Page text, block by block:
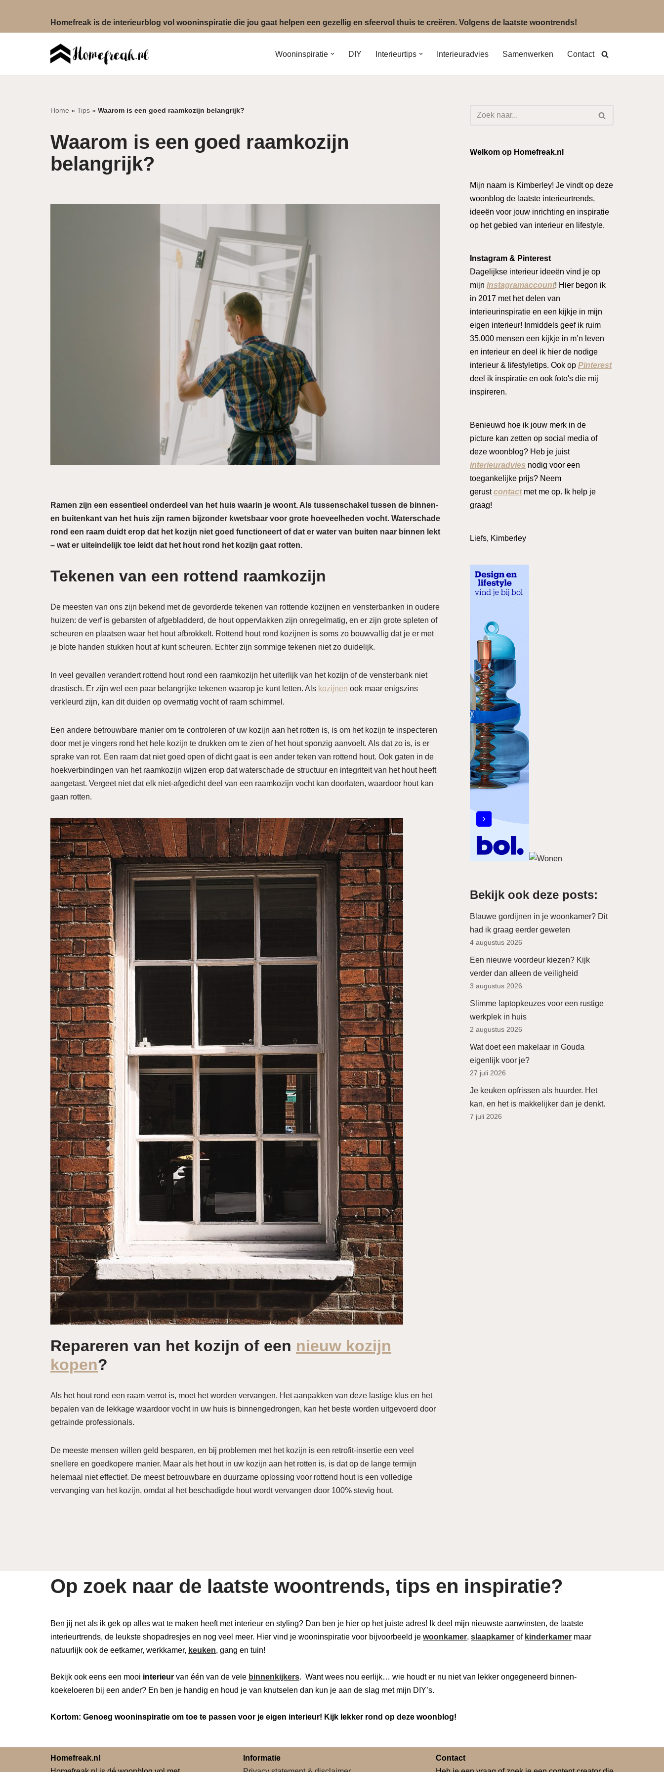
Homefreak is de interieurblog vol wooninspiratie die jou gaat helpen een gezellig en sfeervol thuis te creëren. Volgens de laatste woontrends!
Wooninspiratie DIY Interieurtips Interieuradvies Samenwerken Contact
Home » Tips » Waarom is een goed raamkozijn belangrijk?
Waarom is een goed raamkozijn
belangrijk?
Ramen zijn een essentieel onderdeel van het huis waarin je woont. Als tussenschakel tussen de binnen-
en buitenkant van het huis zijn ramen bijzonder kwetsbaar voor grote hoeveelheden vocht. Waterschade
rond een raam duidt erop dat het kozijn niet goed functioneert of dat er water van buiten naar binnen lekt
– wat er uiteindelijk toe leidt dat het hout rond het kozijn gaat rotten.
Tekenen van een rottend raamkozijn
De meesten van ons zijn bekend met de gevorderde tekenen van rottende kozijnen en vensterbanken in oudere
huizen: de verf is gebarsten of afgebladderd, de hout oppervlakken zijn onregelmatig, en er zijn grote spleten of
scheuren en plaatsen waar het hout afbrokkelt. Rottend hout rond kozijnen is soms zo bouwvallig dat je er met
je blote handen stukken hout af kunt scheuren. Echter zijn sommige tekenen niet zo duidelijk.
In veel gevallen verandert rottend hout rond een raamkozijn het uiterlijk van het kozijn of de vensterbank niet
drastisch. Er zijn wel een paar belangrijke tekenen waarop je kunt letten. Als kozijnen ook maar enigszins
verkleurd zijn, kan dit duiden op overmatig vocht of raam schimmel.
Een andere betrouwbare manier om te controleren of uw kozijn aan het rotten is, is om het kozijn te inspecteren
door met je vingers rond het hele kozijn te drukken om te zien of het hout sponzig aanvoelt. Als dat zo is, is er
sprake van rot. Een raam dat niet goed open of dicht gaat is een ander teken van rottend hout. Ook gaten in de
hoekverbindingen van het raamkozijn wijzen erop dat waterschade de structuur en integriteit van het hout heeft
aangetast. Vergeet niet dat elk niet-afgedicht deel van een raamkozijn vocht kan doorlaten, waardoor hout kan
gaan rotten.
Repareren van het kozijn of een nieuw kozijn
kopen?
Als het hout rond een raam verrot is, moet het worden vervangen. Het aanpakken van deze lastige klus en het
bepalen van de lekkage waardoor vocht in uw huis is binnengedrongen, kan het beste worden uitgevoerd door
getrainde professionals.
De meeste mensen willen geld besparen, en bij problemen met het kozijn is een retrofit-insertie een veel
snellere en goedkopere manier. Maar als het hout in uw kozijn aan het rotten is, is dat op de lange termijn
helemaal niet effectief. De meest betrouwbare en duurzame oplossing voor rottend hout is een volledige
vervanging van het kozijn, omdat al het beschadigde hout wordt vervangen door 100% stevig hout.
Welkom op Homefreak.nl
Mijn naam is Kimberley! Je vindt op deze
woonblog de laatste interieurtrends,
ideeën voor jouw inrichting en inspiratie
op het gebied van interieur en lifestyle.
Instagram & Pinterest
Dagelijkse interieur ideeën vind je op
mijn Instagramaccount! Hier begon ik
in 2017 met het delen van
interieurinspiratie en een kijkje in mijn
eigen interieur! Inmiddels geef ik ruim
35.000 mensen een kijkje in m’n leven
en interieur en deel ik hier de nodige
interieur & lifestyletips. Ook op Pinterest
deel ik inspiratie en ook foto's die mij
inspireren.
Benieuwd hoe ik jouw merk in de
picture kan zetten op social media of
deze woonblog? Heb je juist
interieuradvies nodig voor een
toegankelijke prijs? Neem
gerustcontactmet me op. Ik help je
graag!
Liefs, Kimberley
Bekijk ook deze posts:
Blauwe gordijnen in je woonkamer? Dit
had ik graag eerder geweten
4 augustus 2026
Een nieuwe voordeur kiezen? Kijk
verder dan alleen de veiligheid
3 augustus 2026
Slimme laptopkeuzes voor een rustige
werkplek in huis
2 augustus 2026
Wat doet een makelaar in Gouda
eigenlijk voor je?
27 juli 2026
Je keuken opfrissen als huurder. Het
kan, en het is makkelijker dan je denkt.
7 juli 2026
Op zoek naar de laatste woontrends, tips en inspiratie?
Ben jij net als ik gek op alles wat te maken heeft met interieur en styling? Dan ben je hier op het juiste adres! Ik deel mijn nieuwste aanwinsten, de laatste
interieurtrends, de leukste shopadresjes en nog veel meer. Hier vind je wooninspiratie voor bijvoorbeeld je woonkamer, slaapkamer of kinderkamer maar
natuurlijk ook de eetkamer, werkkamer, keuken, gang en tuin!
Bekijk ook eens een mooi interieur van één van de vele binnenkijkers. Want wees nou eerlijk… wie houdt er nu niet van lekker ongegeneerd binnen-
koekeloeren bij een ander? En ben je handig en houd je van knutselen dan kun je aan de slag met mijn DIY’s.
Kortom: Genoeg wooninspiratie om toe te passen voor je eigen interieur! Kijk lekker rond op deze woonblog!
Homefreak.nl
Informatie
Contact